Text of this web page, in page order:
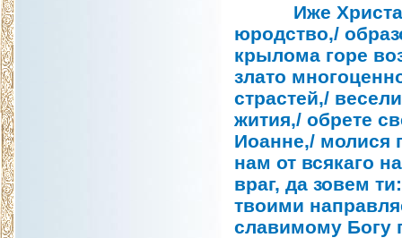
Иже Христа
юродство,/
крылома горе
злато
страстей,/
жития,/ обрете
Иоанне,/ молися
нам от всякаго
враг, да зовем
твоими
славимому Богу